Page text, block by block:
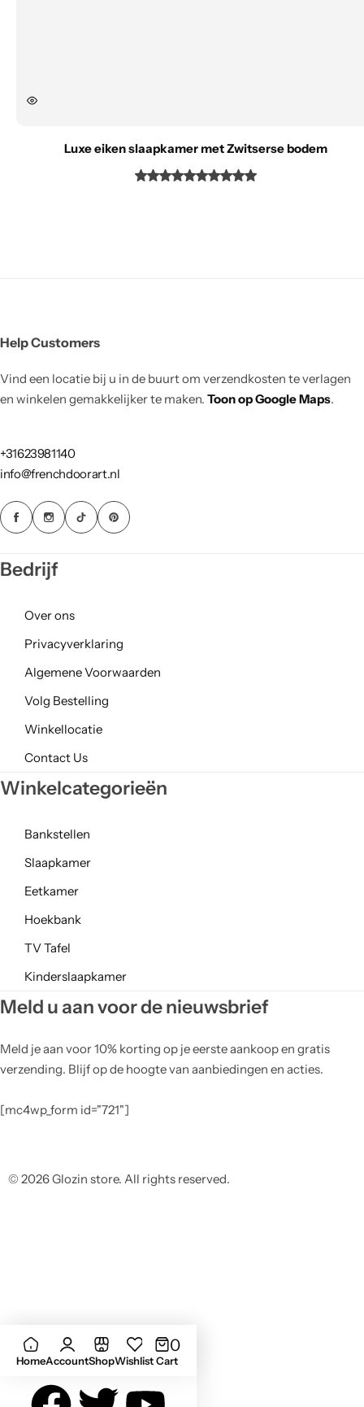
Luxe eiken slaapkamer met Zwitserse bodem
Help Customers
Vind een locatie bij u in de buurt om verzendkosten te verlagen
en winkelen gemakkelijker te maken. Toon op Google Maps.
+31623981140
info@frenchdoorart.nl
Bedrijf
Over ons
Privacyverklaring
Algemene Voorwaarden
Volg Bestelling
Winkellocatie
Contact Us
Winkelcategorieën
Bankstellen
Slaapkamer
Eetkamer
Hoekbank
TV Tafel
Kinderslaapkamer
Meld u aan voor de nieuwsbrief
Meld je aan voor 10% korting op je eerste aankoop en gratis
verzending. Blijf op de hoogte van aanbiedingen en acties.
[mc4wp_form id="721"]
© 2026 Glozin store. All rights reserved.
HomeAccountShopWishlist
0
Cart